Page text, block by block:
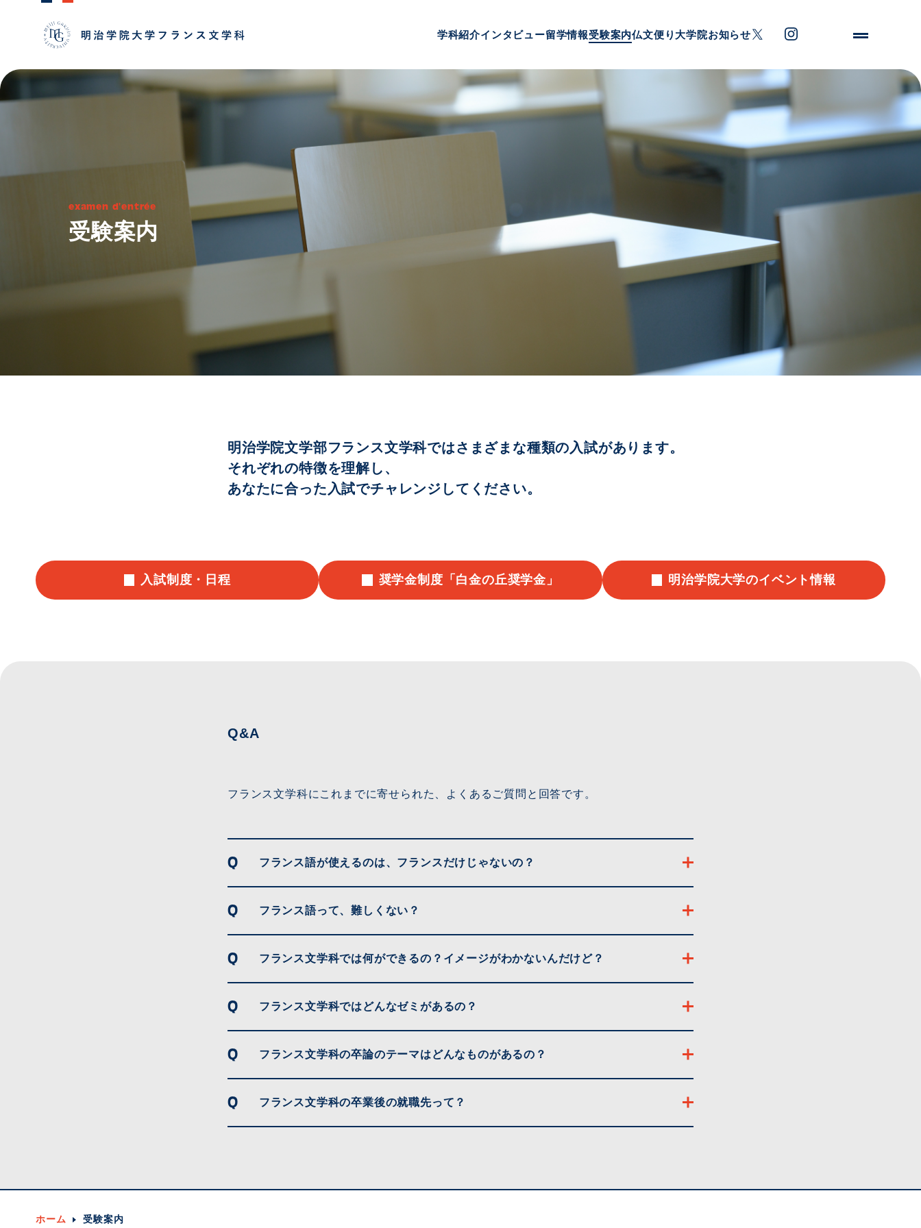
学科紹介インタビュー留学情報受験案内仏文便り 大学院お知らせ
examen d'entrée
受験案内
明治学院文学部フランス文学科ではさまざまな種類の入試があります。
それぞれの特徴を理解し、
あなたに合った入試でチャレンジしてください。
入試制度・日程 奨学金制度「白金の丘奨学金」 明治学院大学のイベント情報
Q&A
フランス文学科にこれまでに寄せられた、よくあるご質問と回答です。
フランス語が使えるのは、フランスだけじゃないの？
フランス語って、難しくない？
フランス文学科では何ができるの？イメージがわかないんだけど？
フランス文学科ではどんなゼミがあるの？
フランス文学科の卒論のテーマはどんなものがあるの？
フランス文学科の卒業後の就職先って？
ホーム 受験案内